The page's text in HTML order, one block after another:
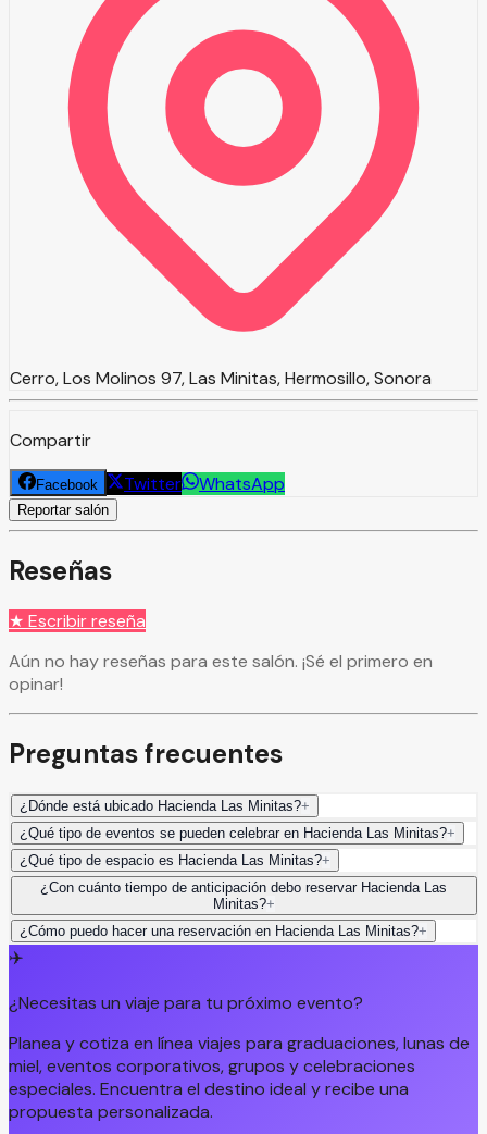
Cerro, Los Molinos 97, Las Minitas, Hermosillo, Sonora
Compartir
Facebook Twitter WhatsApp
Reportar salón
Reseñas
★ Escribir reseña
Aún no hay reseñas para este salón. ¡Sé el primero en
opinar!
Preguntas frecuentes
¿Dónde está ubicado Hacienda Las Minitas?+
¿Qué tipo de eventos se pueden celebrar en Hacienda Las Minitas?+
¿Qué tipo de espacio es Hacienda Las Minitas?+
¿Con cuánto tiempo de anticipación debo reservar Hacienda Las
Minitas?+
¿Cómo puedo hacer una reservación en Hacienda Las Minitas?+
✈️
¿Necesitas un viaje para tu próximo evento?
Planea y cotiza en línea viajes para graduaciones, lunas de
miel, eventos corporativos, grupos y celebraciones
especiales. Encuentra el destino ideal y recibe una
propuesta personalizada.